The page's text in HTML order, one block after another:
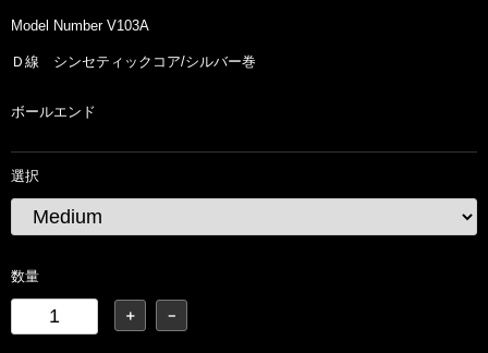
Model Number V103A
Ｄ線 シンセティックコア/シルバー巻
ボールエンド
選択
数量
＋ －